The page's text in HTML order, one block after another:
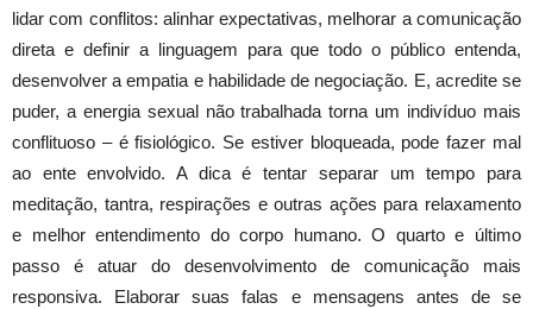
lidar com conflitos: alinhar expectativas, melhorar a comunicação
direta e definir a linguagem para que todo o público entenda,
desenvolver a empatia e habilidade de negociação. E, acredite se
puder, a energia sexual não trabalhada torna um indivíduo mais
conflituoso – é fisiológico. Se estiver bloqueada, pode fazer mal
ao ente envolvido. A dica é tentar separar um tempo para
meditação, tantra, respirações e outras ações para relaxamento
e melhor entendimento do corpo humano. O quarto e último
passo é atuar do desenvolvimento de comunicação mais
responsiva. Elaborar suas falas e mensagens antes de se